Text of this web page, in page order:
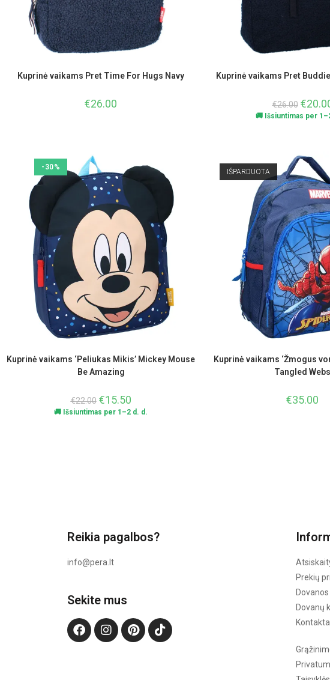
Kuprinė vaikams Pret Time For Hugs Navy
€26.00
Kuprinė vaikams Pret
€26.00 €
🚚 Išsiuntimas per
-30%
Kuprinė vaikams ‘Peliukas Mikis’ Mickey Mouse
Be Amazing
€22.00 €15.50
🚚 Išsiuntimas per 1–2 d. d.
IŠPARDUOTA
Kuprinė vaikams ‘Žmogus
Tangled Webs
€35.00
Reikia pagalbos?
info@pera.lt
Sekite mus
Prekių
Dovanų